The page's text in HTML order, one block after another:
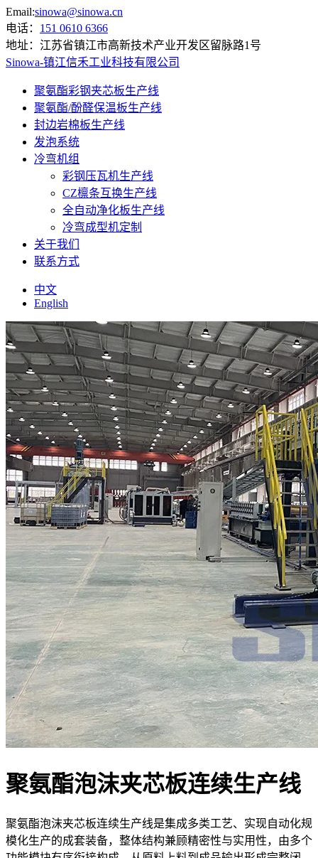
Email:sinowa@sinowa.cn
电话： 151 0610 6366
地址： 江苏省镇江市高新技术产业开发区留脉路1号
Sinowa-镇江信禾工业科技有限公司
聚氨酯彩钢夹芯板生产线
聚氨酯/酚醛保温板生产线
封边岩棉板生产线
发泡系统
冷弯机组
彩钢压瓦机生产线
CZ檩条互换生产线
全自动净化板生产线
冷弯成型机定制
关于我们
联系方式
中文
English
聚氨酯泡沫夹芯板连续生产线
聚氨酯泡沫夹芯板连续生产线是集成多类工艺、实现自动化规
模化生产的成套装备，整体结构兼顾精密性与实用性，由多个